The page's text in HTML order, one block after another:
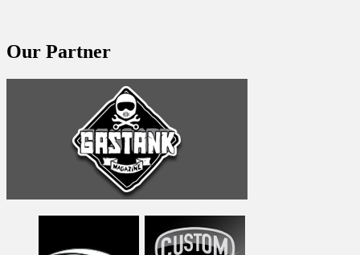
Our Partner